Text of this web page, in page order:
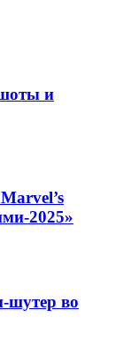
и
2025»
шутер во